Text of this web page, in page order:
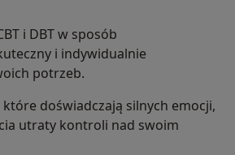
i DBT w sposób
i indywidualnie
potrzeb.
doświadczają silnych emocji,
utraty kontroli nad swoim